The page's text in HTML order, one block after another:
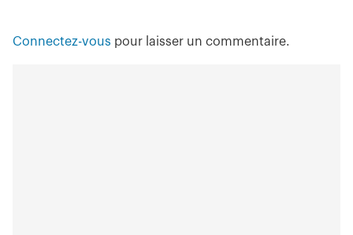
Connectez-vous pour laisser un commentaire.